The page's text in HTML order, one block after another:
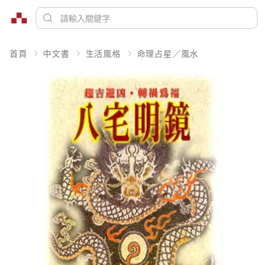
首頁 中文書 生活風格 命理占星／風水